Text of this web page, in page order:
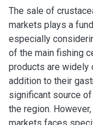
The sale of
markets plays a
especially
of the main fishing
products are widely
addition to their
significant source
the region.